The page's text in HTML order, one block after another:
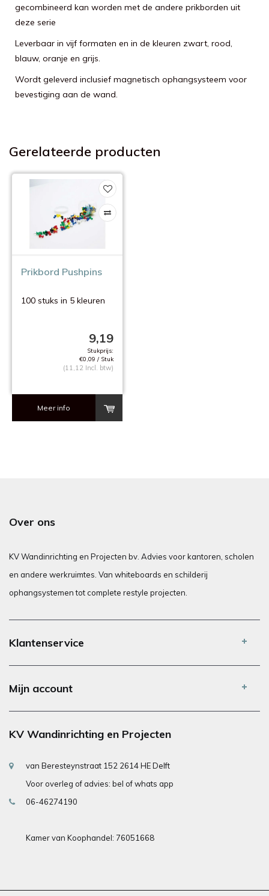
gecombineerd kan worden met de andere prikborden uit
deze serie
Leverbaar in vijf formaten en in de kleuren zwart, rood,
blauw, oranje en grijs.
Wordt geleverd inclusief magnetisch ophangsysteem voor
bevestiging aan de wand.
Gerelateerde producten
Prikbord Pushpins
100 stuks in 5 kleuren
9,19
Stukprijs:
€0,09 / Stuk
(11,12 Incl. btw)
Meer info
Over ons
KV Wandinrichting en Projecten bv. Advies voor kantoren, scholen
en andere werkruimtes. Van whiteboards en schilderij
ophangsystemen tot complete restyle projecten.
Klantenservice
Mijn account
KV Wandinrichting en Projecten
van Beresteynstraat 152 2614 HE Delft
Voor overleg of advies: bel of whats app
06-46274190
Kamer van Koophandel: 76051668